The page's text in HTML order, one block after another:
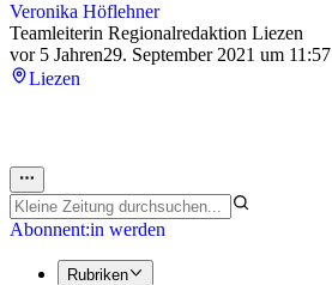
Veronika Höflehner
Teamleiterin Regionalredaktion Liezen
vor 5 Jahren29. September 2021 um 11:57
Liezen
Abonnent:in werden
Rubriken